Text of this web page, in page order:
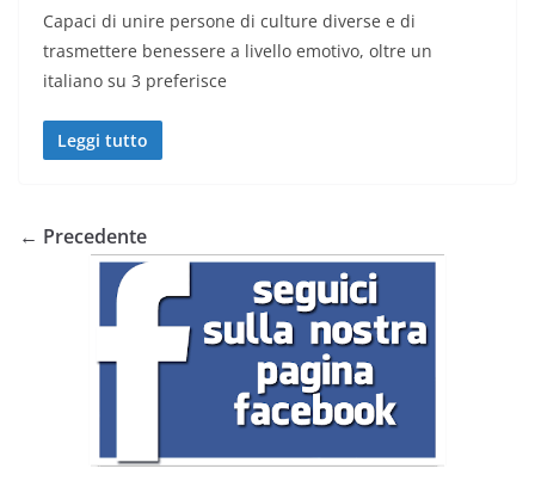
Capaci di unire persone di culture diverse e di
trasmettere benessere a livello emotivo, oltre un
italiano su 3 preferisce
Leggi tutto
← Precedente